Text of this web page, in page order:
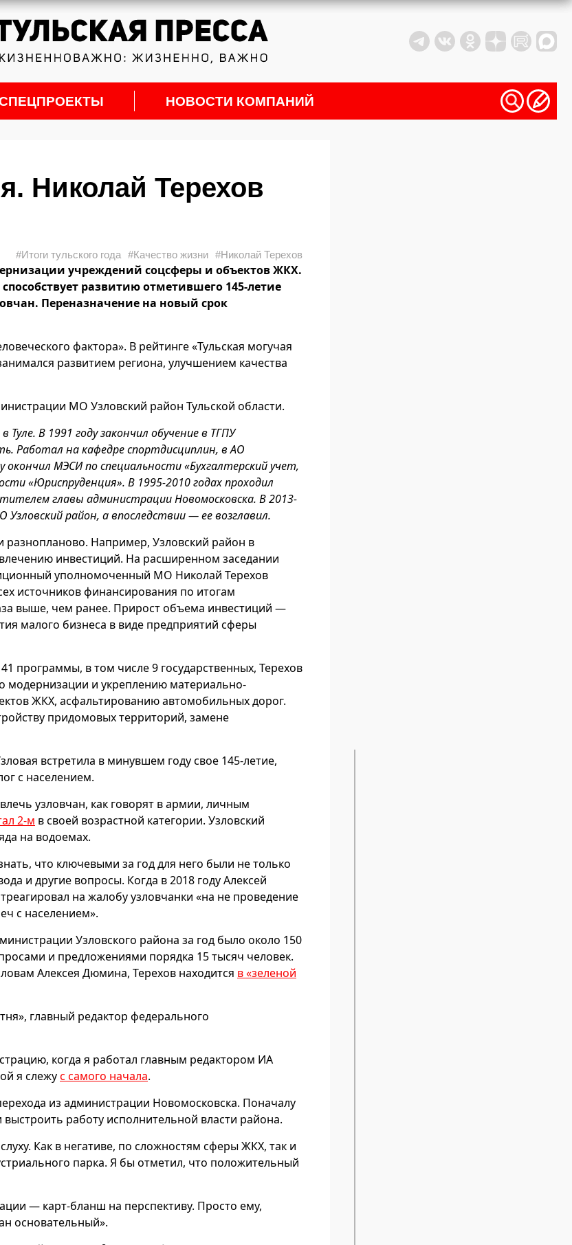
НОВОСТИ КОМПАНИЙ
Николай Терехов
#Итоги тульского года #Качество жизни #Николай Терехов
учреждений соцсферы и объектов ЖКХ.
развитию отметившего 145-летие
Переназначение на новый срок
фактора». В рейтинге «Тульская могучая
развитием региона, улучшением качества
МО Узловский район Тульской области.
Туле. В 1991 году закончил обучение в ТГПУ
Работал на кафедре спортдисциплин, в АО
окончил МЭСИ по специальности «Бухгалтерский учет,
«Юриспруденция». В 1995-2010 годах проходил
главы администрации Новомосковска. В 2013-
район, а впоследствии — ее возглавил.
Например, Узловский район в
инвестиций. На расширенном заседании
уполномоченный МО Николай Терехов
источников финансирования по итогам
выше, чем ранее. Прирост объема инвестиций —
малого бизнеса в виде предприятий сферы
программы, в том числе 9 государственных, Терехов
модернизации и укреплению материально-
ЖКХ, асфальтированию автомобильных дорог.
придомовых территорий, замене
встретила в минувшем году свое 145-летие,
с населением.
узловчан, как говорят в армии, личным
2-м в своей возрастной категории. Узловский
на водоемах.
что ключевыми за год для него были не только
и другие вопросы. Когда в 2018 году Алексей
на жалобу узловчанки «на не проведение
с населением».
Узловского района за год было около 150
и предложениями порядка 15 тысяч человек.
Алексея Дюмина, Терехов находится в «зеленой
главный редактор федерального
когда я работал главным редактором ИА
я слежус самого начала.
из администрации Новомосковска. Поначалу
работу исполнительной власти района.
Как в негативе, по сложностям сферы ЖКХ, так и
парка. Я бы отметил, что положительный
— карт-бланш на перспективу. Просто ему,
основательный».